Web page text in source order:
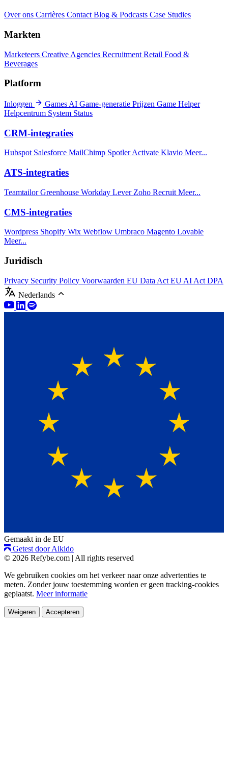
Over ons Carrières Contact Blog & Podcasts Case Studies
Markten
Marketeers Creative Agencies Recruitment Retail Food &
Beverages
Platform
Inloggen Games AI Game-generatie Prijzen Game Helper
Helpcentrum System Status
CRM-integraties
Hubspot Salesforce MailChimp Spotler Activate Klavio Meer...
ATS-integraties
TeamtailorGreenhouse Workday Lever Zoho Recruit Meer...
CMS-integraties
Wordpress Shopify Wix Webflow Umbraco Magento Lovable
Meer...
Juridisch
Privacy Security Policy Voorwaarden EU Data Act EU AI Act DPA
Nederlands
Gemaakt in de EU
Getest door Aikido
© 2026 Refybe.com | All rights reserved
We gebruiken cookies om het verkeer naar onze advertenties te
meten. Zonder jouw toestemming worden er geen tracking-cookies
geplaatst. Meer informatie
Weigeren Accepteren